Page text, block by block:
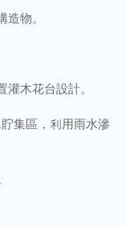
物。
木花台設計。
集區，利用雨水滲